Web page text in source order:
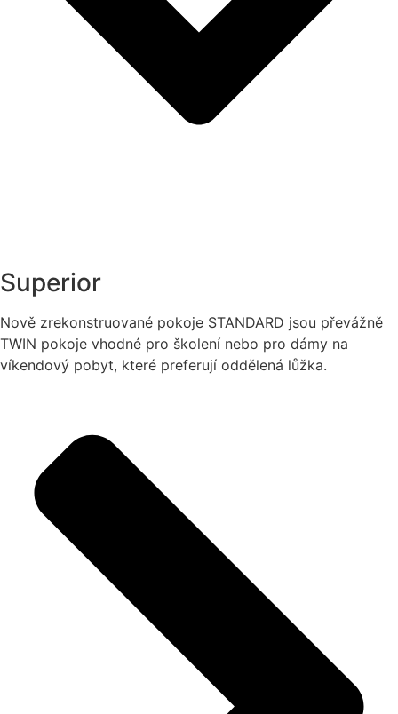
Superior
Nově zrekonstruované pokoje STANDARD jsou převážně
TWIN pokoje vhodné pro školení nebo pro dámy na
víkendový pobyt, které preferují oddělená lůžka.